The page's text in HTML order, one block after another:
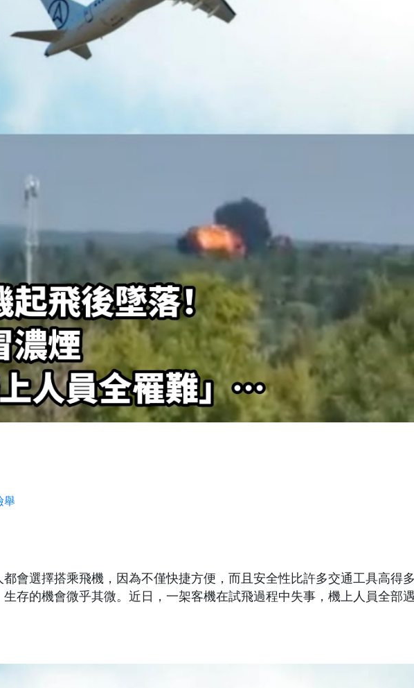
舉
會選擇搭乘飛機，因為不僅快捷方便，而且安全性比許多交通工具高得
存的機會微乎其微。近日，一架客機在試飛過程中失事，機上人員全部